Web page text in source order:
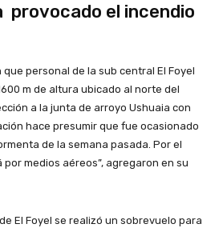
provocado el incendio
personal de la sub central El Foyel
m de altura ubicado al norte del
a la junta de arroyo Ushuaia con
hace presumir que fue ocasionado
de la semana pasada. Por el
medios aéreos”, agregaron en su
El Foyel se realizó un sobrevuelo para